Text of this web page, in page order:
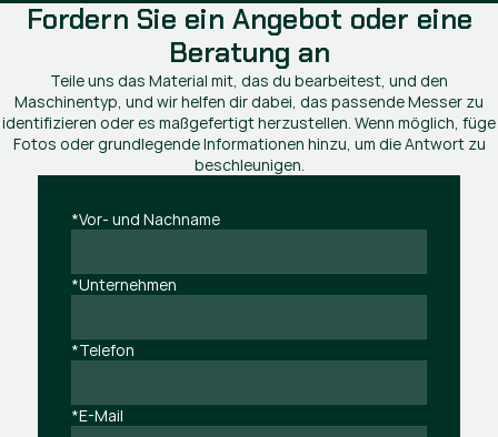
Fordern Sie ein Angebot oder eine
Beratung an
Teile uns das Material mit, das du bearbeitest, und den
Maschinentyp, und wir helfen dir dabei, das passende Messer zu
identifizieren oder es maßgefertigt herzustellen. Wenn möglich, füge
Fotos oder grundlegende Informationen hinzu, um die Antwort zu
beschleunigen.
*Vor- und Nachname
*Unternehmen
*Telefon
*E-Mail